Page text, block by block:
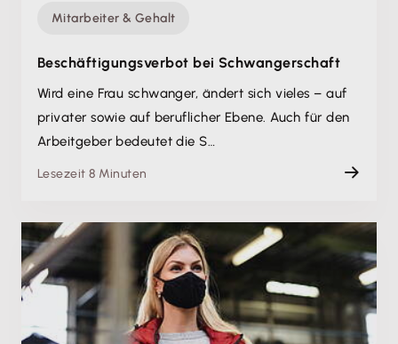
Mitarbeiter & Gehalt
Beschäftigungsverbot bei Schwangerschaft
Wird eine Frau schwanger, ändert sich vieles – auf
privater sowie auf beruflicher Ebene. Auch für den
Arbeitgeber bedeutet die S…
Lesezeit 8 Minuten